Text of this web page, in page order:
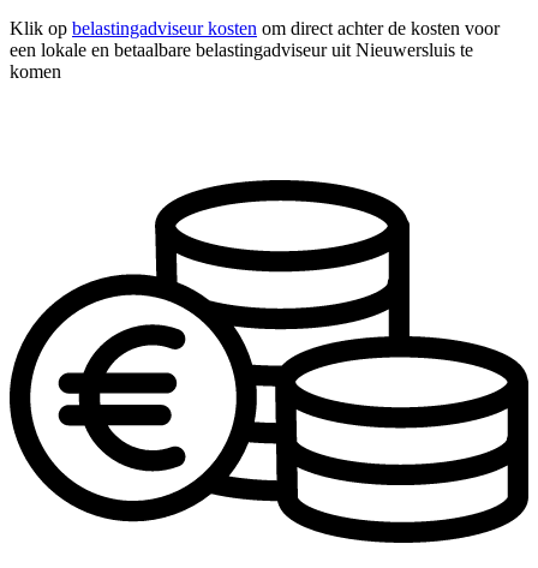
Klik op belastingadviseur kosten om direct achter de kosten voor
een lokale en betaalbare belastingadviseur uit Nieuwersluis te
komen